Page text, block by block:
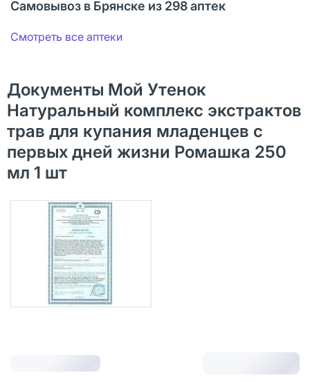
Самовывоз в Брянске из 298 аптек
Смотреть все аптеки
Документы Мой Утенок
Натуральный комплекс экстрактов
трав для купания младенцев с
первых дней жизни Ромашка 250
мл 1 шт